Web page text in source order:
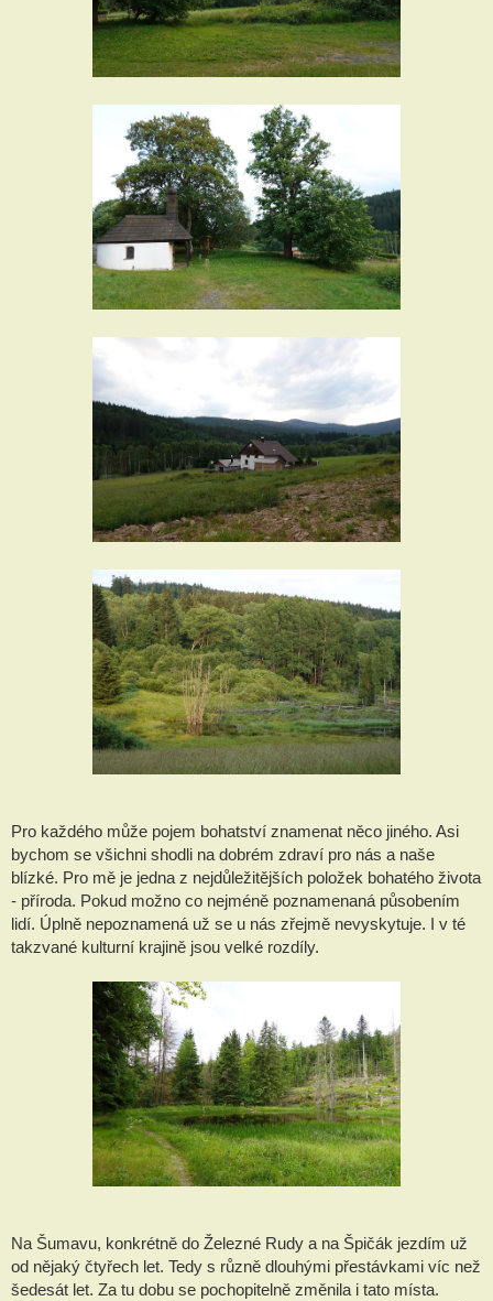
Pro každého může pojem bohatství znamenat něco jiného. Asi
bychom se všichni shodli na dobrém zdraví pro nás a naše
blízké. Pro mě je jedna z nejdůležitějších položek bohatého života
- příroda. Pokud možno co nejméně poznamenaná působením
lidí. Úplně nepoznamená už se u nás zřejmě nevyskytuje. I v té
takzvané kulturní krajině jsou velké rozdíly.
Na Šumavu, konkrétně do Železné Rudy a na Špičák jezdím už
od nějaký čtyřech let. Tedy s různě dlouhými přestávkami víc než
šedesát let. Za tu dobu se pochopitelně změnila i tato místa.